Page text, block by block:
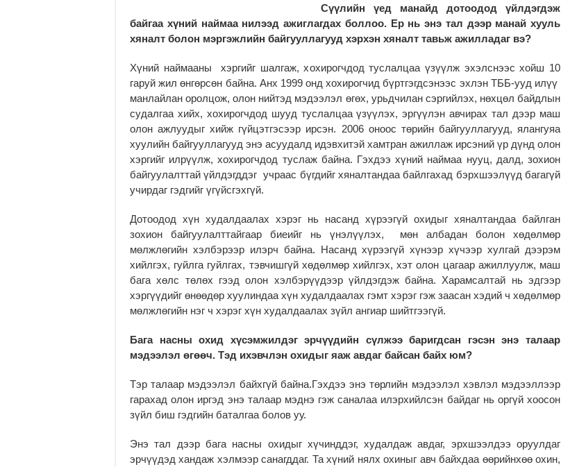
Сүүлийн үед манайд дотоодод үйлдэгдэж
байгаа хүний наймаа нилээд ажиглагдах боллоо. Ер нь энэ тал дээр манай хууль
хяналт болон мэргэжлийн байгууллагууд хэрхэн хяналт тавьж ажилладаг вэ?
Хүний наймааны хэргийг шалгаж, хохирогчдод туслалцаа үзүүлж эхэлснээс хойш 10
гаруй жил өнгөрсөн байна. Анх 1999 онд хохирогчид бүртгэгдсэнээс эхлэн ТББ-ууд илүү
манлайлан оролцож, олон нийтэд мэдээлэл өгөх, урьдчилан сэргийлэх, нөхцөл байдлын
судалгаа хийх, хохирогчдод шууд туслалцаа үзүүлэх, эргүүлэн авчирах тал дээр маш
олон ажлуудыг хийж гүйцэтгэсээр ирсэн. 2006 оноос төрийн байгууллагууд, ялангуяа
хуулийн байгууллагууд энэ асуудалд идэвхитэй хамтран ажиллаж ирсэний үр дүнд олон
хэргийг илрүүлж, хохирогчдод туслаж байна. Гэхдээ хүний наймаа нууц, далд, зохион
байгуулалттай үйлдэгддэг учраас бүгдийг хяналтандаа байлгахад бэрхшээлүүд багагүй
учирдаг гэдгийг үгүйсгэхгүй.
Дотоодод хүн худалдаалах хэрэг нь насанд хүрээгүй охидыг хяналтандаа байлган
зохион байгуулалттайгаар биеийг нь үнэлүүлэх, мөн албадан болон хөдөлмөр
мөлжлөгийн хэлбэрээр илэрч байна. Насанд хүрээгүй хүнээр хүчээр хулгай дээрэм
хийлгэх, гуйлга гуйлгах, тэвчишгүй хөдөлмөр хийлгэх, хэт олон цагаар ажиллуулж, маш
бага хөлс төлөх гээд олон хэлбэрүүдээр үйлдэгдэж байна. Харамсалтай нь эдгээр
хэргүүдийг өнөөдөр хуулиндаа хүн худалдаалах гэмт хэрэг гэж заасан хэдий ч хөдөлмөр
мөлжлөгийн нэг ч хэрэг хүн худалдаалах зүйл ангиар шийтгээгүй.
Бага насны охид хүсэмжилдэг эрчүүдийн сүлжээ баригдсан гэсэн энэ талаар
мэдээлэл өгөөч. Тэд ихэвчлэн охидыг яаж авдаг байсан байх юм?
Тэр талаар мэдээлэл байхгүй байна.Гэхдээ энэ төрлийн мэдээлэл хэвлэл мэдээллээр
гарахад олон иргэд энэ талаар мэднэ гэж саналаа илэрхийлсэн байдаг нь оргүй хоосон
зүйл биш гэдгийн баталгаа болов уу.
Энэ тал дээр бага насны охидыг хүчинддэг, худалдаж авдаг, эрхшээлдээ оруулдаг
эрчүүдэд хандаж хэлмээр санагддаг. Та хүний нялх охиныг авч байхдаа өөрийнхөө охин,